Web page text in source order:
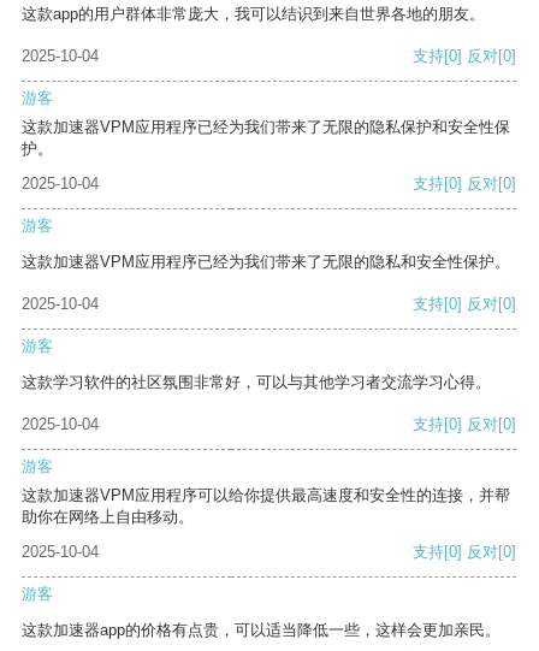
这款app的用户群体非常庞大，我可以结识到来自世界各地的朋友。
2025-10-04 支持[0] 反对[0]
游客
这款加速器VPM应用程序已经为我们带来了无限的隐私保护和安全性保
护。
2025-10-04
支持[0] 反对[0]
游客
这款加速器VPM应用程序已经为我们带来了无限的隐私和安全性保护。
2025-10-04 支持[0] 反对[0]
游客
这款学习软件的社区氛围非常好，可以与其他学习者交流学习心得。
2025-10-04 支持[0] 反对[0]
游客
这款加速器VPM应用程序可以给你提供最高速度和安全性的连接，并帮
助你在网络上自由移动。
2025-10-04
支持[0] 反对[0]
游客
这款加速器app的价格有点贵，可以适当降低一些，这样会更加亲民。